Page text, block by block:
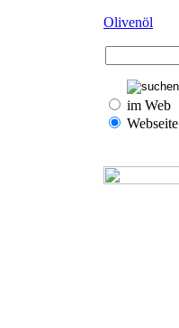
Olivenöl
im Web
Webseite